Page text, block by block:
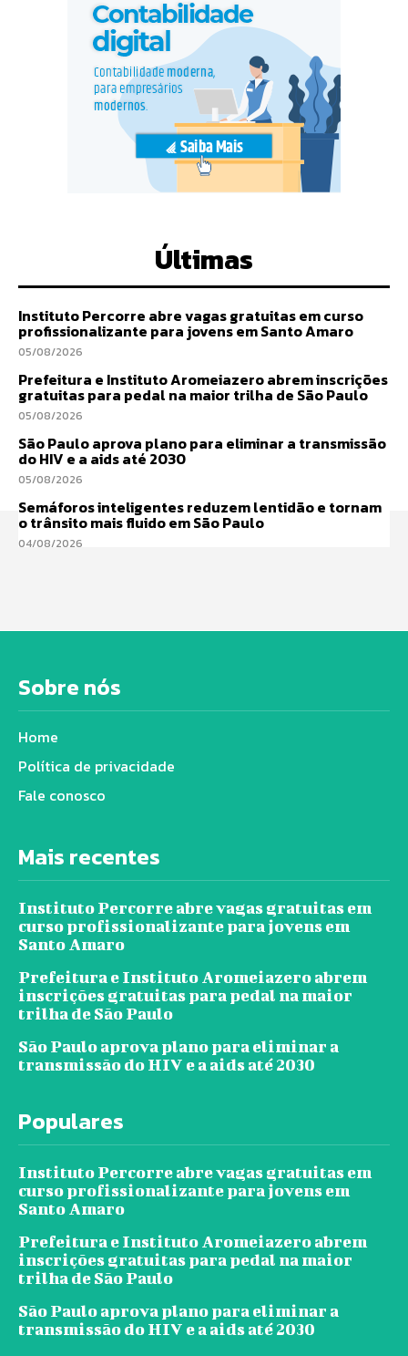
Últimas
Instituto Percorre abre vagas gratuitas em curso
profissionalizante para jovens em Santo Amaro
05/08/2026
Prefeitura e Instituto Aromeiazero abrem inscrições
gratuitas para pedal na maior trilha de São Paulo
05/08/2026
São Paulo aprova plano para eliminar a transmissão
do HIV e a aids até 2030
05/08/2026
Semáforos inteligentes reduzem lentidão e tornam
o trânsito mais fluido em São Paulo
04/08/2026
Sobre nós
Home
Política de privacidade
Fale conosco
Mais recentes
Instituto Percorre abre vagas gratuitas em
curso profissionalizante para jovens em
Santo Amaro
Prefeitura e Instituto Aromeiazero abrem
inscrições gratuitas para pedal na maior
trilha de São Paulo
São Paulo aprova plano para eliminar a
transmissão do HIV e a aids até 2030
Populares
Instituto Percorre abre vagas gratuitas em
curso profissionalizante para jovens em
Santo Amaro
Prefeitura e Instituto Aromeiazero abrem
inscrições gratuitas para pedal na maior
trilha de São Paulo
São Paulo aprova plano para eliminar a
transmissão do HIV e a aids até 2030